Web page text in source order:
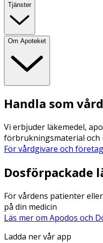
Tjänster
Om Apoteket
Handla som
Vi erbjuder läkemedel,
förbrukningsmaterial och
För vårdgivare och företag
Dosförpackade
För vårdens patienter
på din medicin
Läs mer om Apodos och
Ladda ner vår app